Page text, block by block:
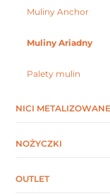
Muliny Anchor
Muliny Ariadny
Palety mulin
NICI METALIZOWANE
NOŻYCZKI
OUTLET